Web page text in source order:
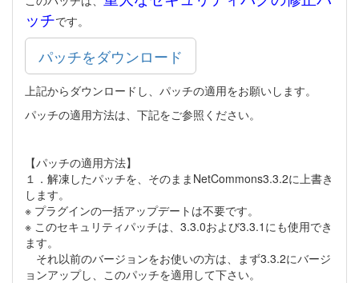
ッチです。
パッチをダウンロード
上記からダウンロードし、パッチの適用をお願いします。
パッチの適用方法は、下記をご参照ください。
【パッチの適用方法】
１．解凍したパッチを、そのままNetCommons3.3.2に上書き
します。
※ プラグインの一括アップデートは不要です。
※ このセキュリティパッチは、3.3.0および3.3.1にも使用でき
ます。
それ以前のバージョンをお使いの方は、まず3.3.2にバージ
ョンアップし、このパッチを適用して下さい。